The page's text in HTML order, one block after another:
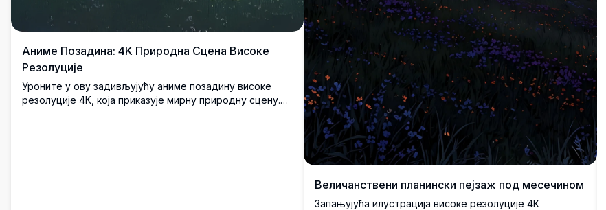
Аниме Позадина: 4K Природна Сцена Високе
Резолуције
Уроните у ову задивљујућу аниме позадину високе
резолуције 4K, која приказује мирну природну сцену.
Величанствени планински пејзаж под месечином
Запањујућа илустрација високе резолуције 4К